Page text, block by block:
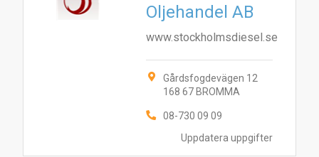
Uppdatera uppgifter
Oljehandel AB
www.stockholmsdiesel.se
Gårdsfogdevägen 12
168 67 BROMMA
08-730 09 09